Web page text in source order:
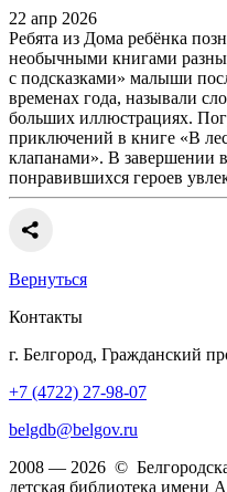
22 апр 2026
Ребята из Дома ребёнка
необычными книгами
с подсказками» малыши
временах года, называли
больших иллюстрациях.
приключений в книге «В
клапанами». В завершении
понравившихся героев
Вернуться
Контакты
г. Белгород, Гражданский
+7 (4722) 27-98-07
belgdb@belgov.ru
2008 — 2026 ©
детская библиотека имени